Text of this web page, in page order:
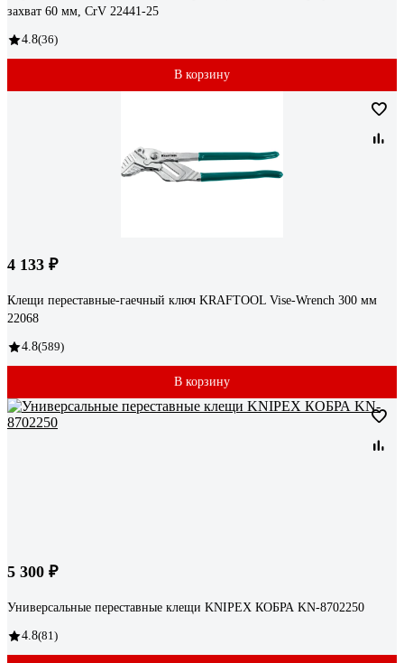
захват 60 мм, CrV 22441-25
4.8(36)
В корзину
4 133 ₽
Клещи переставные-гаечный ключ KRAFTOOL Vise-Wrench 300 мм
22068
4.8(589)
В корзину
5 300 ₽
Универсальные переставные клещи KNIPEX КОБРА KN-8702250
4.8(81)